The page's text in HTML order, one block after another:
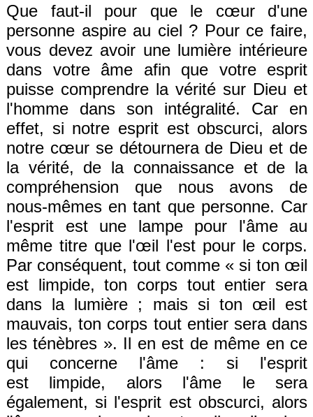
Que faut-il pour que le cœur d'une
personne aspire au ciel ? Pour ce faire,
vous devez avoir une lumière intérieure
dans votre âme afin que votre esprit
puisse comprendre la vérité sur Dieu et
l'homme dans son intégralité. Car en
effet, si notre esprit est obscurci, alors
notre cœur se détournera de Dieu et de
la vérité, de la connaissance et de la
compréhension que nous avons de
nous-mêmes en tant que personne. Car
l'esprit est une lampe pour l'âme au
même titre que l'œil l'est pour le corps.
Par conséquent, tout comme « si ton œil
est limpide, ton corps tout entier sera
dans la lumière ; mais si ton œil est
mauvais, ton corps tout entier sera dans
les ténèbres ». Il en est de même en ce
qui concerne l'âme : si l'esprit
est limpide, alors l'âme le sera
également, si l'esprit est obscurci, alors